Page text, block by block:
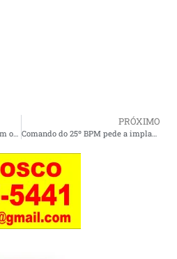
PRÓXIMO
Comando do 25º BPM pede a implantação do Projeto de Patrulhamento Fluvial nas ilhas de Cururupu.